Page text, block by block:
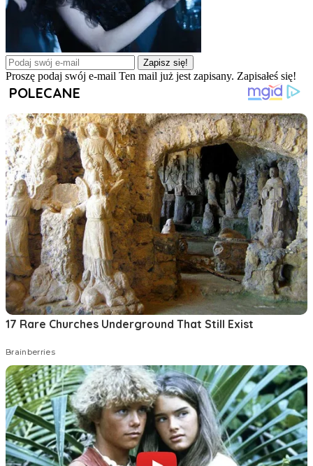
Zapisz się!
Proszę podaj swój e-mail Ten mail już jest zapisany. Zapisałeś się!